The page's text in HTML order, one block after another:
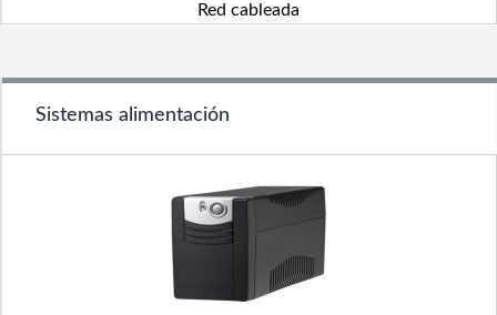
Red cableada
Sistemas alimentación